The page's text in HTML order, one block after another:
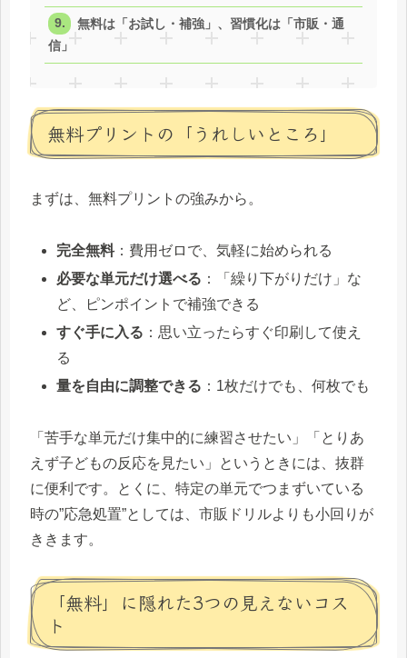
無料は「お試し・補強」、習慣化は「市販・通
信」
無料プリントの「うれしいところ」
まずは、無料プリントの強みから。
完全無料：費用ゼロで、気軽に始められる
必要な単元だけ選べる ：「繰り下がりだけ」な
ど、ピンポイントで補強できる
すぐ手に入る ：思い立ったらすぐ印刷して使え
る
量を自由に調整できる ：1枚だけでも、何枚でも
「苦手な単元だけ集中的に練習させたい」「とりあ
えず子どもの反応を見たい」というときには、抜群
に便利です。とくに、特定の単元でつまずいている
時の”応急処置”としては、市販ドリルよりも小回りが
ききます。
「無料」に隠れた3つの見えないコス
ト